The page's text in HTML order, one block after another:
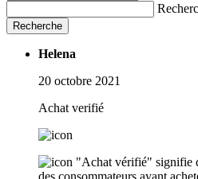
Recherche
Helena
20 octobre 2021
Achat verifié
"Achat vérifié" signifie
des consommateurs ayant